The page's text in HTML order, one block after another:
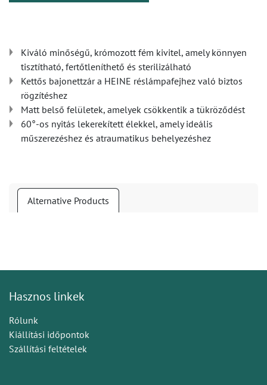
Kiváló minőségű, krómozott fém kivitel, amely könnyen
tisztítható, fertőtleníthető és sterilizálható
Kettős bajonettzár a HEINE réslámpafejhez való biztos
rögzítéshez
Matt belső felületek, amelyek csökkentik a tükröződést
60°-os nyitás lekerekített élekkel, amely ideális
műszerezéshez és atraumatikus behelyezéshez
Alternative Products
Hasznos linkek
Rólunk
Kiállítási időpontok
Szállítási feltételek